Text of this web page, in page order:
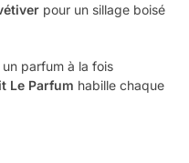
pour un sillage boisé
parfum à la fois
Le Parfum habille chaque